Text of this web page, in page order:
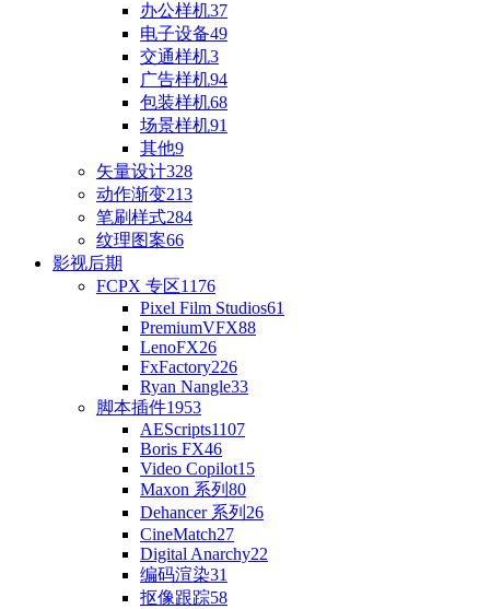
办公样机37
电子设备49
交通样机3
广告样机94
包装样机68
场景样机91
其他9
矢量设计328
动作渐变213
笔刷样式284
纹理图案66
影视后期
FCPX 专区1176
Pixel Film Studios61
PremiumVFX88
LenoFX26
FxFactory226
Ryan Nangle33
脚本插件1953
AEScripts1107
Boris FX46
Video Copilot15
Maxon 系列 80
Dehancer 系列 26
CineMatch27
Digital Anarchy22
编码渲染31
抠像跟踪58